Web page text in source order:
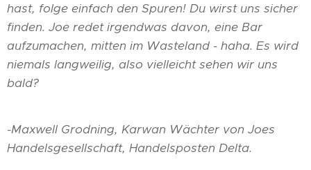
hast, folge einfach den Spuren! Du wirst uns sicher
finden. Joe redet irgendwas davon, eine Bar
aufzumachen, mitten im Wasteland - haha. Es wird
niemals langweilig, also vielleicht sehen wir uns
bald?
-Maxwell Grodning, Karwan Wächter von Joes
Handelsgesellschaft, Handelsposten Delta.